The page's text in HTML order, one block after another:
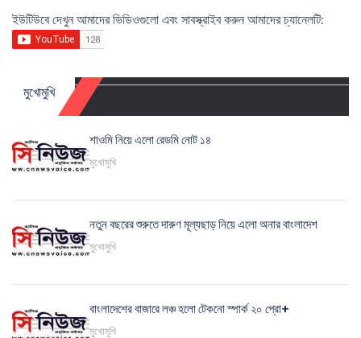
ইউটিউবে দেখুন আমাদের ভিডিওগুলো এবং সাবস্ক্রাইব করুন আমাদের চ্যানেলটি:
মুখোমুখি
শাওমি নিয়ে এলো রেডমি নোট ১৪
মুখোমুখি
নতুন বছরের শুরুতে দারুণ মূল্যছাড় নিয়ে এলো অনার বাংলাদেশ
মুখোমুখি
বাংলাদেশের বাজারে লঞ্চ হলো টেকনো স্পার্ক ২০ প্রো+
মুখোমুখি